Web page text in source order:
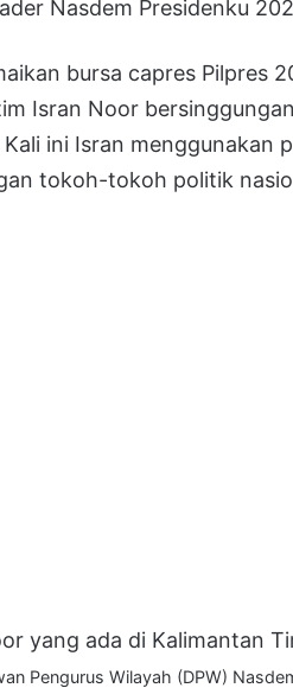
Nasdem Presidenku
bursa capres Pilpres
Isran Noor
ini Isran menggunakan
tokoh-tokoh politik
yang ada di Kalimantan
Pengurus Wilayah (DPW)